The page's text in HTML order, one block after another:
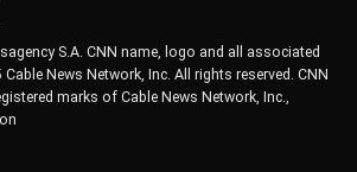
S.A. CNN name, logo and all associated
News Network, Inc. All rights reserved. CNN
marks of Cable News Network, Inc.,